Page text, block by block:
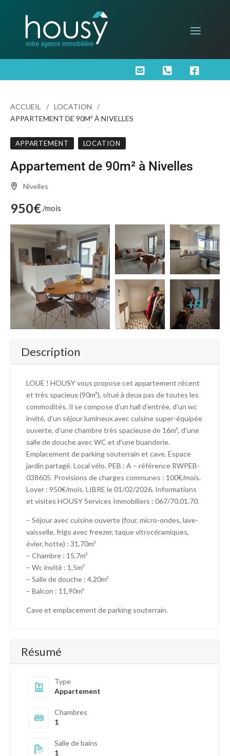
  
ACCUEIL
LOCATION
APPARTEMENT DE 90M² À NIVELLES
APPARTEMENT LOCATION
Appartement de 90m² à Nivelles
Nivelles
950€/mois
+9
Description
LOUE ! HOUSY vous propose cet appartement récent
et très spacieux (90m²), situé à deux pas de toutes les
commodités. Il se compose d’un hall d’entrée, d’un wc
invité, d’un séjour lumineux avec cuisine super-équipée
ouverte, d’une chambre très spacieuse de 16m², d’une
salle de douche avec WC et d’une buanderie.
Emplacement de parking souterrain et cave. Espace
jardin partagé. Local vélo. PEB : A – référence RWPEB-
038605. Provisions de charges communes : 100€/mois.
Loyer : 950€/mois. LIBRE le 01/02/2026. Informations
et visites HOUSY Services Immobiliers : 067/70.01.70.
– Séjour avec cuisine ouverte (four, micro-ondes, lave-
vaisselle, frigo avec freezer, taque vitrocéramiques,
évier, hotte) : 31,70m²
– Chambre : 15,7m²
– Wc invité : 1,5m²
– Salle de douche : 4,20m²
– Balcon : 11,90m²
Cave et emplacement de parking souterrain.
Résumé
Type
Appartement
Chambres
1
Salle de bains
1